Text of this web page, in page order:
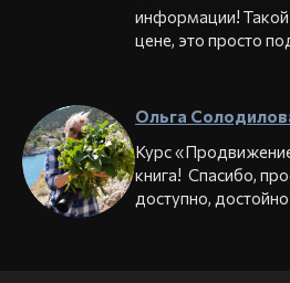
информации!
цене, это просто
Ольга
Курс
книга! Спасибо,
доступно,